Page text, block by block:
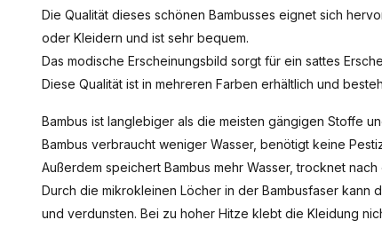
Die Qualität dieses schönen Bambusses eignet sich
oder Kleidern und ist sehr bequem.
Das modische Erscheinungsbild sorgt für ein sattes
Diese Qualität ist in mehreren Farben erhältlich und
Bambus ist langlebiger als die meisten gängigen Stoffe
Bambus verbraucht weniger Wasser, benötigt keine
Außerdem speichert Bambus mehr Wasser, trocknet
Durch die mikrokleinen Löcher in der Bambusfaser kann
und verdunsten. Bei zu hoher Hitze klebt die Kleidung